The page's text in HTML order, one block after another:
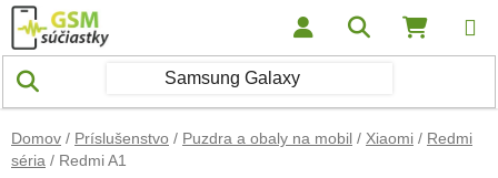
Prejsť na obsah Hľadať
Domov / Príslušenstvo / Puzdra a obaly na mobil / Xiaomi / Redmi
séria / Redmi A1